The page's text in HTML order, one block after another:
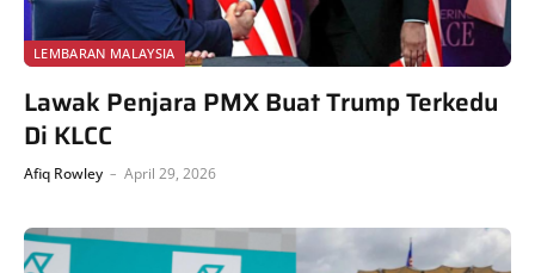
LEMBARAN MALAYSIA
Lawak Penjara PMX Buat Trump Terkedu
Di KLCC
Afiq Rowley April 29, 2026